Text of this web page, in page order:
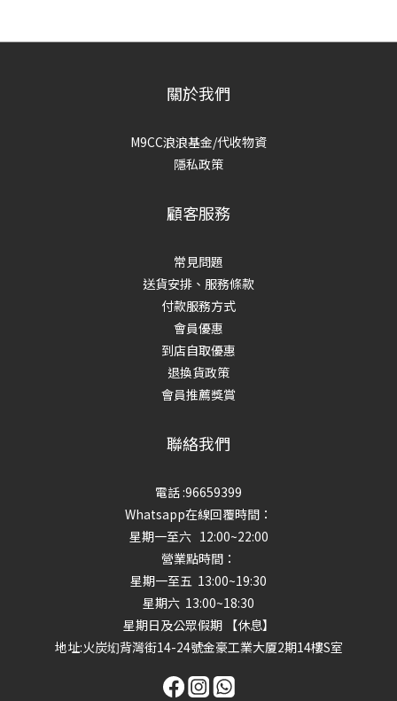
關於我們
M9CC浪浪基金/代收物資
隱私政策
顧客服務
常見問題
送貨安排、服務條款
付款服務方式
會員優惠
到店自取優惠
退換貨政策
會員推薦獎賞
聯絡我們
電話 :96659399
Whatsapp在線回覆時間：
星期一至六 12:00~22:00
營業點時間：
星期一至五 13:00~19:30
星期六 13:00~18:30
星期日及公眾假期 【休息】
地址:火炭㘭背灣街14-24號金豪工業大厦2期14樓S室